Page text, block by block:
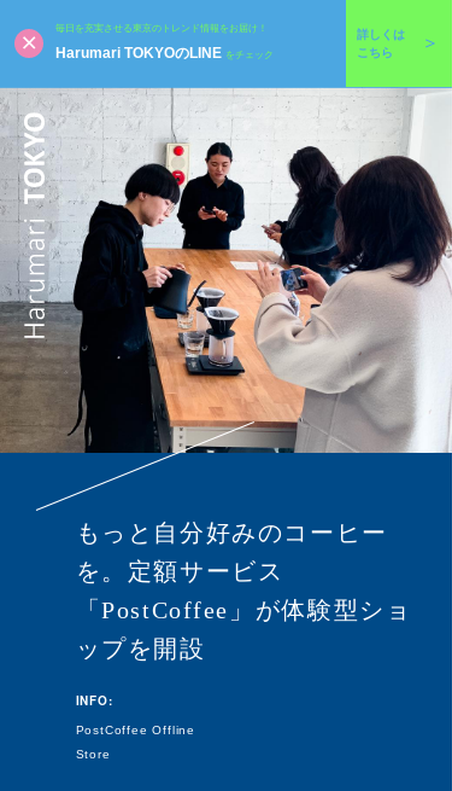
毎日を充実させる東京のトレンド情報をお届け！
Harumari TOKYOのLINE をチェック
詳しくは
こちら
もっと自分好みのコーヒー
を。定額サービス
「PostCoffee」が体験型ショ
ップを開設
INFO:
PostCoffee Offline
Store